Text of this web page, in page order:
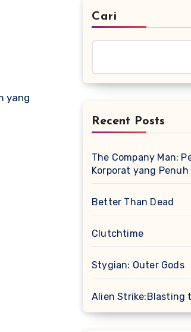
Cari
Recent Posts
The Company Man:
Korporat yang
Better Than Dead
Clutchtime
Stygian: Outer Gods
Alien Strike:Blasting